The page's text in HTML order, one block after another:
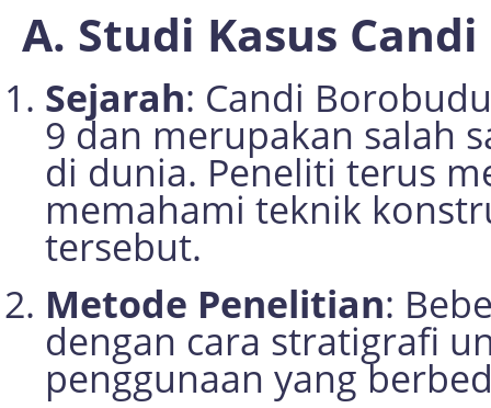
A. Studi Kasus
Sejarah: Candi
9 dan merupakan salah
di dunia. Peneliti terus
memahami teknik
tersebut.
Metode Penelitian:
dengan cara stratigrafi
penggunaan yang